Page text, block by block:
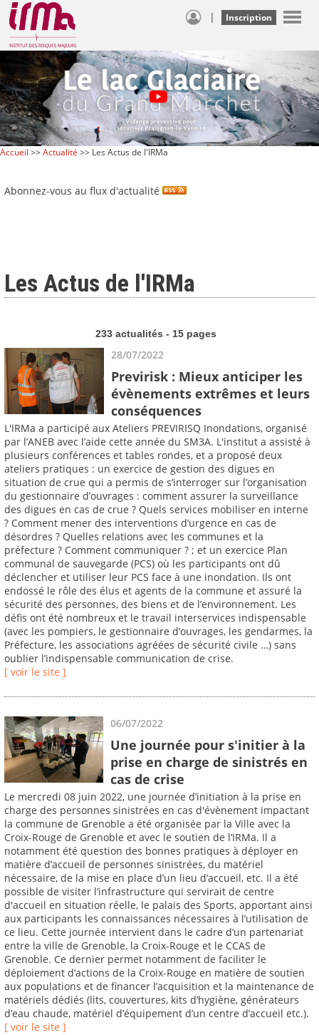
| Inscription
Accueil >>Actualité >> Les Actus de l'IRMa
Abonnez-vous au flux d'actualité
Les Actus de l'IRMa
233 actualités - 15 pages
28/07/2022
Previrisk : Mieux anticiper les
évènements extrêmes et leurs
conséquences
L'IRMa a participé aux Ateliers PREVIRISQ Inondations, organisé
par l’ANEB avec l’aide cette année du SM3A. L'institut a assisté à
plusieurs conférences et tables rondes, et a proposé deux
ateliers pratiques : un exercice de gestion des digues en
situation de crue qui a permis de s’interroger sur l’organisation
du gestionnaire d’ouvrages : comment assurer la surveillance
des digues en cas de crue ? Quels services mobiliser en interne
? Comment mener des interventions d’urgence en cas de
désordres ? Quelles relations avec les communes et la
préfecture ? Comment communiquer ? ; et un exercice Plan
communal de sauvegarde (PCS) où les participants ont dû
déclencher et utiliser leur PCS face à une inondation. Ils ont
endossé le rôle des élus et agents de la commune et assuré la
sécurité des personnes, des biens et de l’environnement. Les
défis ont été nombreux et le travail interservices indispensable
(avec les pompiers, le gestionnaire d’ouvrages, les gendarmes, la
Préfecture, les associations agréées de sécurité civile …) sans
oublier l’indispensable communication de crise.
[ voir le site ]
06/07/2022
Une journée pour s'initier à la
prise en charge de sinistrés en
cas de crise
Le mercredi 08 juin 2022, une journée d’initiation à la prise en
charge des personnes sinistrées en cas d'évènement impactant
la commune de Grenoble a été organisée par la Ville avec la
Croix-Rouge de Grenoble et avec le soutien de l’IRMa. Il a
notamment été question des bonnes pratiques à déployer en
matière d’accueil de personnes sinistrées, du matériel
nécessaire, de la mise en place d’un lieu d’accueil, etc. Il a été
possible de visiter l’infrastructure qui servirait de centre
d'accueil en situation réelle, le palais des Sports, apportant ainsi
aux participants les connaissances nécessaires à l’utilisation de
ce lieu. Cette journée intervient dans le cadre d’un partenariat
entre la ville de Grenoble, la Croix-Rouge et le CCAS de
Grenoble. Ce dernier permet notamment de faciliter le
déploiement d’actions de la Croix-Rouge en matière de soutien
aux populations et de financer l’acquisition et la maintenance de
matériels dédiés (lits, couvertures, kits d’hygiène, générateurs
d’eau chaude, matériel d’équipement d’un centre d’accueil etc.).
[ voir le site ]